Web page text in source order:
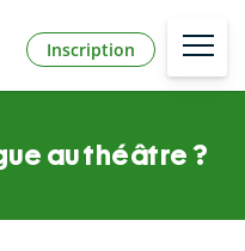
Inscription
au théâtre ?